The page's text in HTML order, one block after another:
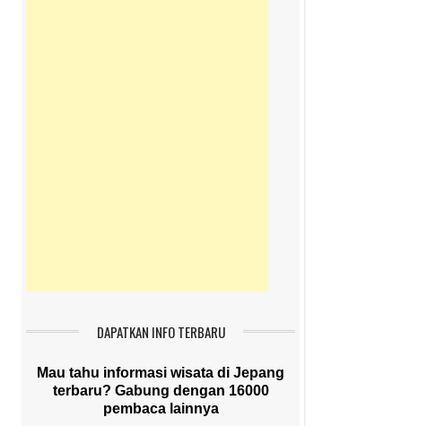
DAPATKAN INFO TERBARU
Mau tahu informasi wisata di Jepang
terbaru? Gabung dengan 16000
pembaca lainnya